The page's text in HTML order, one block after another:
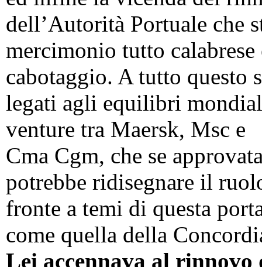
dell’Autorità Portuale che
mercimonio tutto
cabotaggio. A tutto questo
legati agli equilibri
venture tra Maersk, Msc e
Cma Cgm, che se
potrebbe ridisegnare il
fronte a temi di questa
come quella della
Lei accennava al